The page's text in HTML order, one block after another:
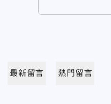
最新留言 熱門留言